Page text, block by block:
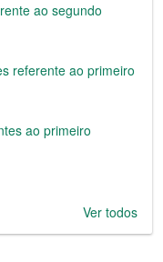
ao segundo
referente ao primeiro
ao primeiro
Ver todos